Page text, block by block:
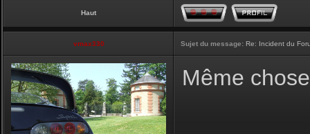
Haut
vmax330 Sujet du message: Re: Incident du
Même